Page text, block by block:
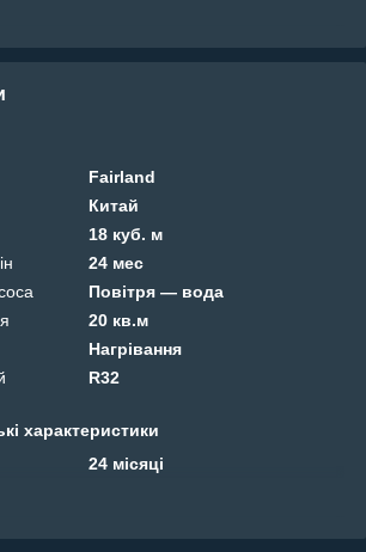
Fairland
Китай
18 куб. м
24 мес
Повітря — вода
20 кв.м
Нагрівання
R32
характеристики
24 місяці